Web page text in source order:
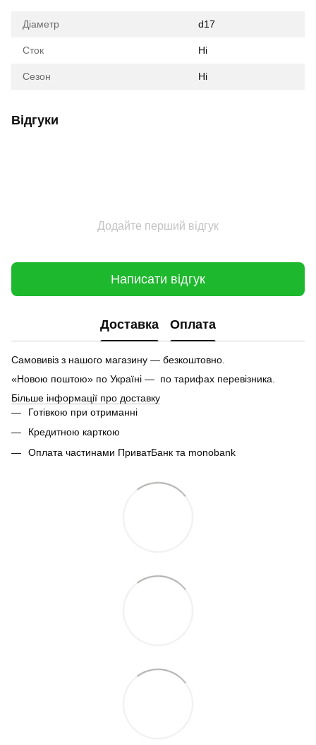
Діаметр d17
Сток Ні
Сезон Ні
Відгуки
Додайте перший відгук
Написати відгук
Доставка Оплата
Самовивіз з нашого магазину — безкоштовно.
«Новою поштою» по Україні — по тарифах перевізника.
Більше інформації про доставку
Готівкою при отриманні
Кредитною карткою
Оплата частинами ПриватБанк та monobank